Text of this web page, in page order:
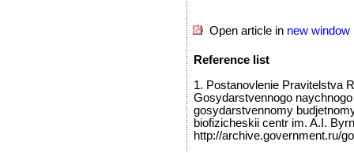
Open article in new window
Reference list
1. Postanovlenie Pravitelstva
Gosydarstvennogo
gosydarstvennomy
biofizicheskii centr im. A.I.
http://archive.government.ru/